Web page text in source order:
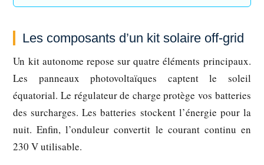
Les composants d’un kit solaire off-grid
Un kit autonome repose sur quatre éléments principaux.
Les panneaux photovoltaïques captent le soleil
équatorial. Le régulateur de charge protège vos batteries
des surcharges. Les batteries stockent l’énergie pour la
nuit. Enfin, l’onduleur convertit le courant continu en
230 V utilisable.